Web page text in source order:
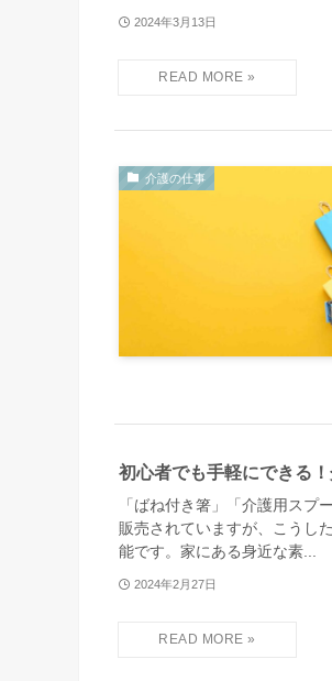
2024年3月13日
介護の仕事
初心者でも手軽にできる
「ばね付き箸」「介護用スプ
販売されていますが、こうし
能です。家にある身近な素...
2024年2月27日